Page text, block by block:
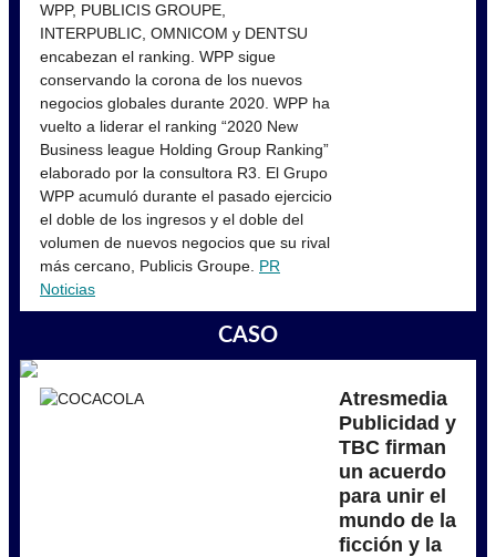
WPP, PUBLICIS GROUPE,
INTERPUBLIC, OMNICOM y DENTSU
encabezan el ranking. WPP sigue
conservando la corona de los nuevos
negocios globales durante 2020. WPP ha
vuelto a liderar el ranking “2020 New
Business league Holding Group Ranking”
elaborado por la consultora R3. El Grupo
WPP acumuló durante el pasado ejercicio
el doble de los ingresos y el doble del
volumen de nuevos negocios que su rival
más cercano, Publicis Groupe. PR
Noticias
CASO
Atresmedia
Publicidad y
TBC firman
un acuerdo
para unir el
mundo de la
ficción y la